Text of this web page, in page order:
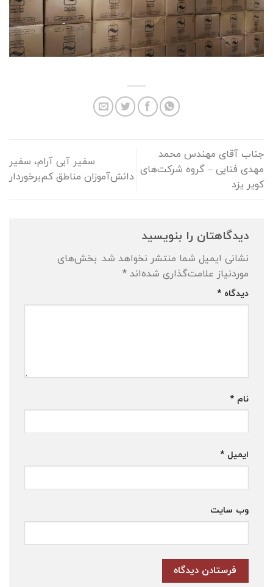
جناب آقای مهندس محمد
مهدی فنایی – گروه شرکت‌های
کویر یزد
سفیر آبی آرام، سفیر
دانش‌آموزان مناطق کم‌برخوردار
دیدگاهتان را بنویسید
نشانی ایمیل شما منتشر نخواهد شد. بخش‌های
موردنیاز علامت‌گذاری شده‌اند *
دیدگاه *
نام *
ایمیل *
وب‌ سایت